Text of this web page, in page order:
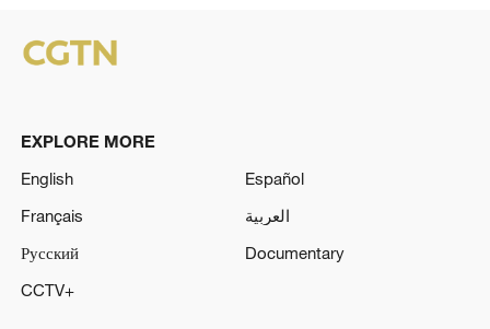
EXPLORE MORE
English
Español
Français
العربية
Русский
Documentary
CCTV+